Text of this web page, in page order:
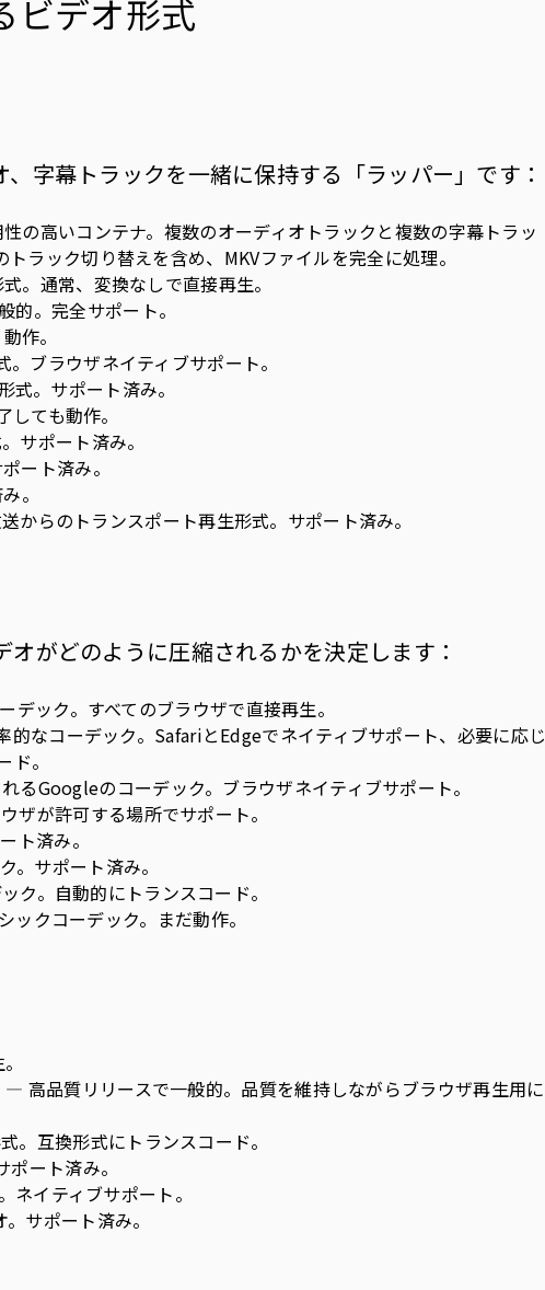
ビデオ形式
字幕トラックを一緒に保持する「ラッパー」です：
の高いコンテナ。複数のオーディオトラックと複数の字幕トラッ
ラック切り替えを含め、MKVファイルを完全に処理。
。通常、変換なしで直接再生。
。完全サポート。
作。
ブラウザネイティブサポート。
。サポート済み。
ても動作。
サポート済み。
ート済み。
。
からのトランスポート再生形式。サポート済み。
がどのように圧縮されるかを決定します：
デック。すべてのブラウザで直接再生。
なコーデック。SafariとEdgeでネイティブサポート、必要に応じ
。
るGoogleのコーデック。ブラウザネイティブサポート。
ザが許可する場所でサポート。
ト済み。
サポート済み。
ク。自動的にトランスコード。
クコーデック。まだ動作。
— 高品質リリースで一般的。品質を維持しながらブラウザ再生用に
。互換形式にトランスコード。
ート済み。
イティブサポート。
サポート済み。